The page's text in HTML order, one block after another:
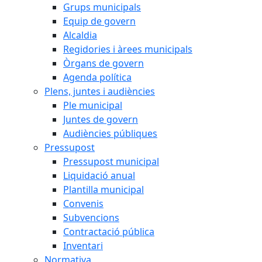
Grups municipals
Equip de govern
Alcaldia
Regidories i àrees municipals
Òrgans de govern
Agenda política
Plens, juntes i audiències
Ple municipal
Juntes de govern
Audiències públiques
Pressupost
Pressupost municipal
Liquidació anual
Plantilla municipal
Convenis
Subvencions
Contractació pública
Inventari